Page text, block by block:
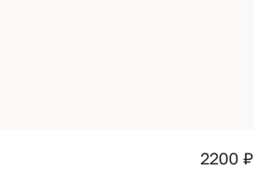
2200 ₽